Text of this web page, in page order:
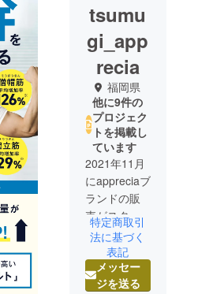
tsumu
gi_app
recia
福岡県
他に9件の
プロジェク
トを掲載し
ています
2021年11月
にappreciaブ
ランドの販
売がスター
トしまし
「日々のあ
特定商取引
法に基づく
表記
メッセー
ジを送る